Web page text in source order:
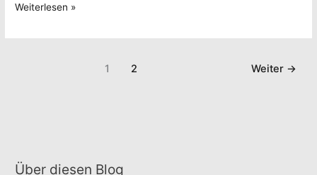
Obstauflauf
„Wie
Weiterlesen »
1 2 Weiter →
Über diesen Blog